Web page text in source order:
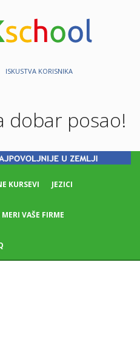
ISKUSTVA KORISNIKA
dobar posao!
KURSEVI JEZICI
VAŠE FIRME